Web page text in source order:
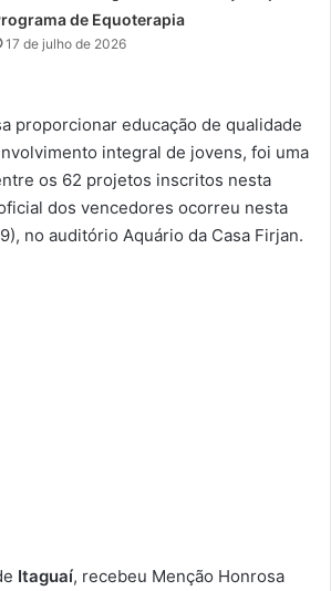
de Equoterapia
17 de julho de 2026
proporcionar educação de qualidade
integral de jovens, foi uma
os 62 projetos inscritos nesta
dos vencedores ocorreu nesta
no auditório Aquário da Casa Firjan.
Itaguaí, recebeu Menção Honrosa